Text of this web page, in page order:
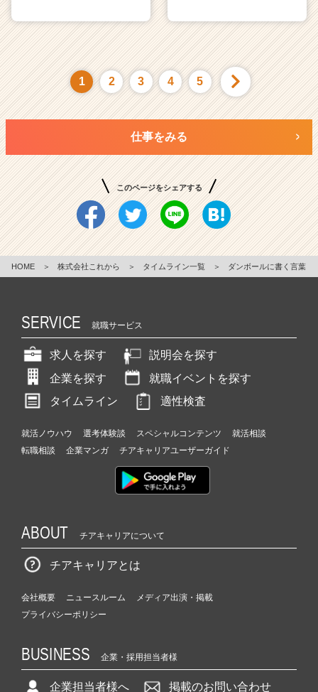
1 2 3 4 5
仕事をみる
このページをシェアする
HOME ＞ 株式会社これから ＞ タイムライン一覧 ＞ ダンボールに書く言葉
SERVICE 就職サービス
求人を探す
説明会を探す
企業を探す
就職イベントを探す
タイムライン
適性検査
就活ノウハウ 選考体験談 スペシャルコンテンツ
就活相談
転職相談
企業マンガ チアキャリアユーザーガイド
ABOUT チアキャリアについて
チアキャリアとは
会社概要 ニュースルーム
メディア出演・掲載
プライバシーポリシー
BUSINESS 企業・採用担当者様
企業担当者様へ 掲載のお問い合わせ